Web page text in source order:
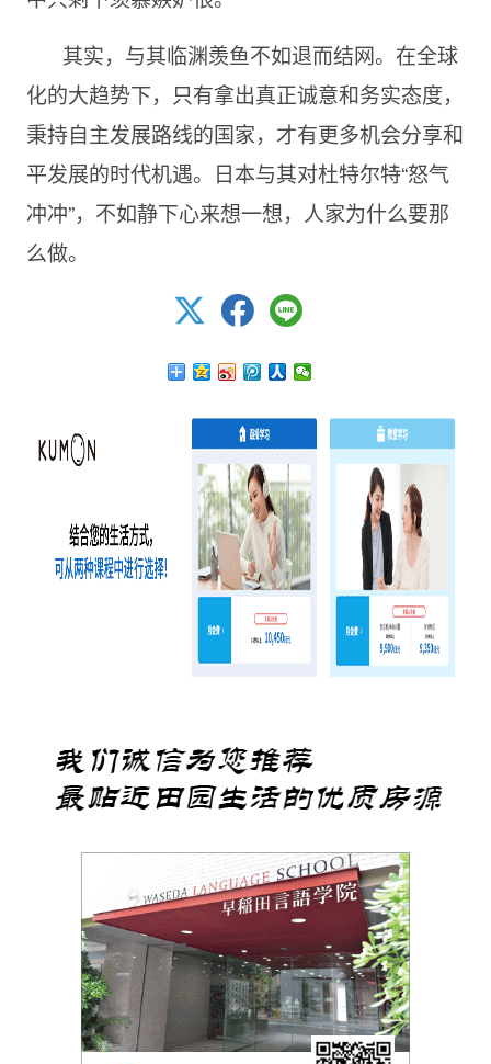
其实，与其临渊羡鱼不如退而结网。在全球
化的大趋势下，只有拿出真正诚意和务实态度，
秉持自主发展路线的国家，才有更多机会分享和
平发展的时代机遇。日本与其对杜特尔特“怒气
冲冲”，不如静下心来想一想，人家为什么要那
么做。